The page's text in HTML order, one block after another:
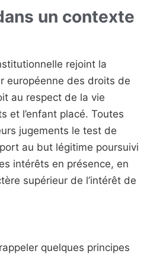
un contexte
rejoint la
européenne des droits de
au respect de la vie
et l’enfant placé. Toutes
jugements le test de
au but légitime poursuivi
intérêts en présence, en
supérieur de l’intérêt de
quelques principes